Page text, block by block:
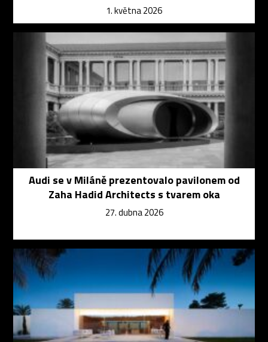
1. května 2026
Audi se v Miláně prezentovalo pavilonem od
Zaha Hadid Architects s tvarem oka
27. dubna 2026